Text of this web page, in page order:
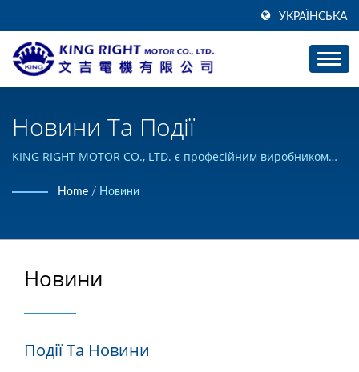
УКРАЇНСЬКА
Новини Та Події
KING RIGHT MOTOR CO., LTD. є професійним виробником
Home / Новини
Новини
Події Та Новини